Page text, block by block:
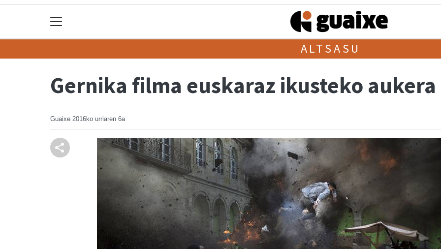
ALTSASU
Gernika filma euskaraz ikusteko aukera
Guaixe 2016ko urriaren 6a